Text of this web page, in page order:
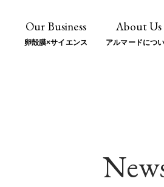
Our Business
卵殻膜×サイエンス
About Us
アルマードにつ